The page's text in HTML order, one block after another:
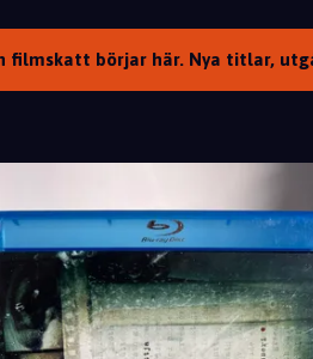
filmskatt börjar här. Nya titlar,